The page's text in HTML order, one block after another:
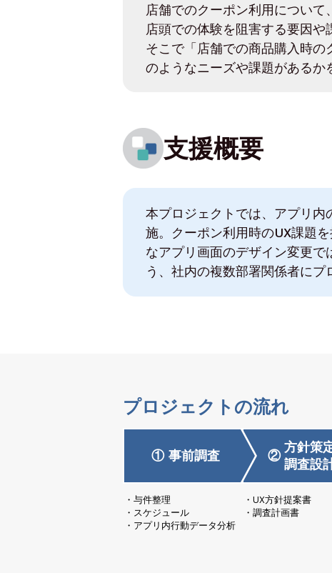
店舗でのクーポン利用につい
店頭での体験を阻害する要因や
そこで「店舗での商品購入時
のようなニーズや課題があるか
支援概要
本プロジェクトでは、アプリ
施。クーポン利用時のUX課題
なアプリ画面のデザイン変更
う、社内の複数部署関係者にプ
プロジェクトの流れ
① 事前調査
与件整理
スケジュール
アプリ内行動データ分析
②
方針策
調査設
UX方針提案書
調査計画書